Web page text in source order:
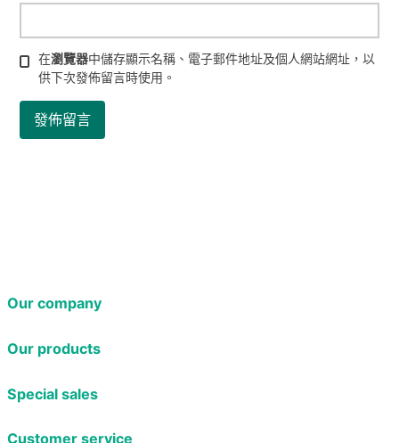
在瀏覽器中儲存顯示名稱、電子郵件地址及個人網站網址，以
供下次發佈留言時使用。
Our company
Our products
Special sales
Customer service